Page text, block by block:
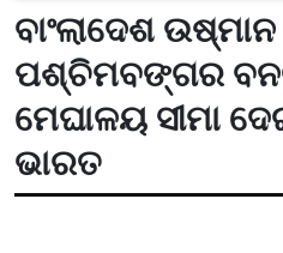
ବାଂଲାଦେଶ ଉଷ୍ମାନ
ପଶ୍ଚିମବଙ୍ଗର
ମେଘାଳୟ ସୀମା
ଭାରତ